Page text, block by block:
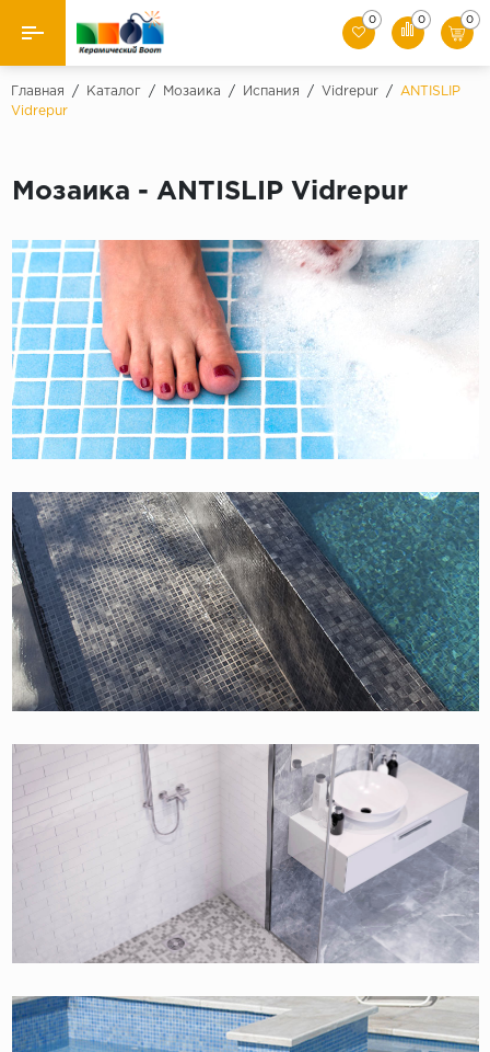
Назад
Керамическая плитка
Мозаики
Искусственный камень
Клинкер
0 0 0
Главная / Каталог / Мозаика / Испания / Vidrepur /
ANTISLIP
Vidrepur
Мозаика - ANTISLIP Vidrepur